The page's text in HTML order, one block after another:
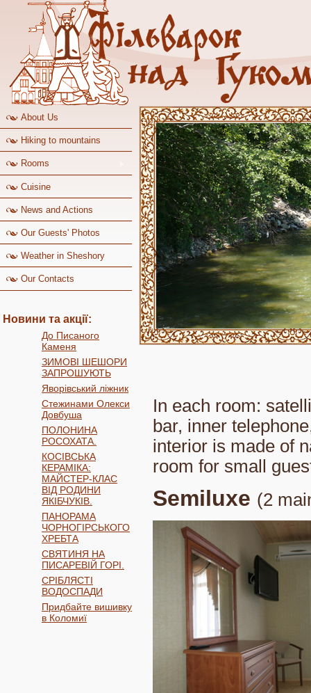
About Us
Hiking to mountains
Rooms
Cuisine
News and Actions
Our Guests' Photos
Weather in Sheshory
Our Contacts
Новини та акції:
До Писаного
Каменя
ЗИМОВІ ШЕШОРИ
ЗАПРОШУЮТЬ
Яворівський ліжник
Стежинами Олекси
Довбуша
ПОЛОНИНА
РОСОХАТА.
КОСІВСЬКА
КЕРАМІКА:
МАЙСТЕР-КЛАС
ВІД РОДИНИ
ЯКІБЧУКІВ.
ПАНОРАМА
ЧОРНОГІРСЬКОГО
ХРЕБТА
СВЯТИНЯ НА
ПИСАРЕВІЙ ГОРІ.
СРІБЛЯСТІ
ВОДОСПАДИ
Придбайте вишивку
в Коломиї
In each room:
bar, inner
interior is made of
room for small
Semiluxe (2